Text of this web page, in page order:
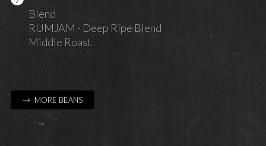
Blend
RUMJAM - Deep Ripe Blend
Middle Roast
→ MORE BEANS